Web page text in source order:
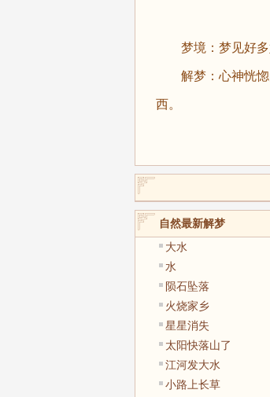
梦境：梦见好多
解梦：心神恍惚
西。
自然最新解梦
大水
水
陨石坠落
火烧家乡
星星消失
太阳快落山了
江河发大水
小路上长草